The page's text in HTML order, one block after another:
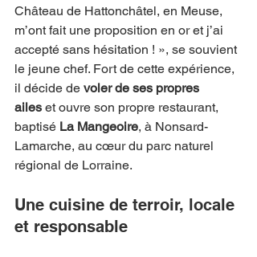
Château de Hattonchâtel, en Meuse,
m’ont fait une proposition en or et j’ai
accepté sans hésitation ! », se souvient
le jeune chef. Fort de cette expérience,
il décide de voler de ses propres
ailes et ouvre son propre restaurant,
baptisé La Mangeoire, à Nonsard-
Lamarche, au cœur du parc naturel
régional de Lorraine.
Une cuisine de terroir, locale
et responsable